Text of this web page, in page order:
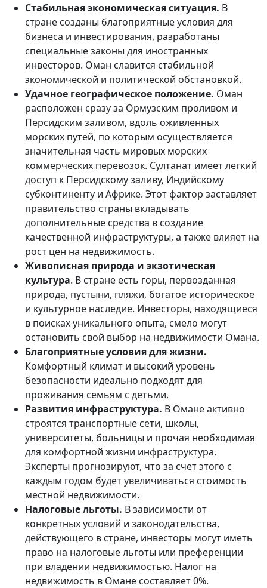
Стабильная экономическая ситуация. В
стране созданы благоприятные условия для
бизнеса и инвестирования, разработаны
специальные законы для иностранных
инвесторов. Оман славится стабильной
экономической и политической обстановкой.
Удачное географическое положение. Оман
расположен сразу за Ормузским проливом и
Персидским заливом, вдоль оживленных
морских путей, по которым осуществляется
значительная часть мировых морских
коммерческих перевозок. Султанат имеет легкий
доступ к Персидскому заливу, Индийскому
субконтиненту и Африке. Этот фактор заставляет
правительство страны вкладывать
дополнительные средства в создание
качественной инфраструктуры, а также влияет на
рост цен на недвижимость.
Живописная природа и экзотическая
культура. В стране есть горы, первозданная
природа, пустыни, пляжи, богатое историческое
и культурное наследие. Инвесторы, находящиеся
в поисках уникального опыта, смело могут
остановить свой выбор на недвижимости Омана.
Благоприятные условия для жизни.
Комфортный климат и высокий уровень
безопасности идеально подходят для
проживания семьям с детьми.
Развития инфраструктура. В Омане активно
строятся транспортные сети, школы,
университеты, больницы и прочая необходимая
для комфортной жизни инфраструктура.
Эксперты прогнозируют, что за счет этого с
каждым годом будет увеличиваться стоимость
местной недвижимости.
Налоговые льготы. В зависимости от
конкретных условий и законодательства,
действующего в стране, инвесторы могут иметь
право на налоговые льготы или преференции
при владении недвижимостью. Налог на
недвижимость в Омане составляет 0%.